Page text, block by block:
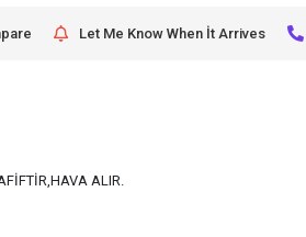
Let Me Know When İt Arrives
ALIR.